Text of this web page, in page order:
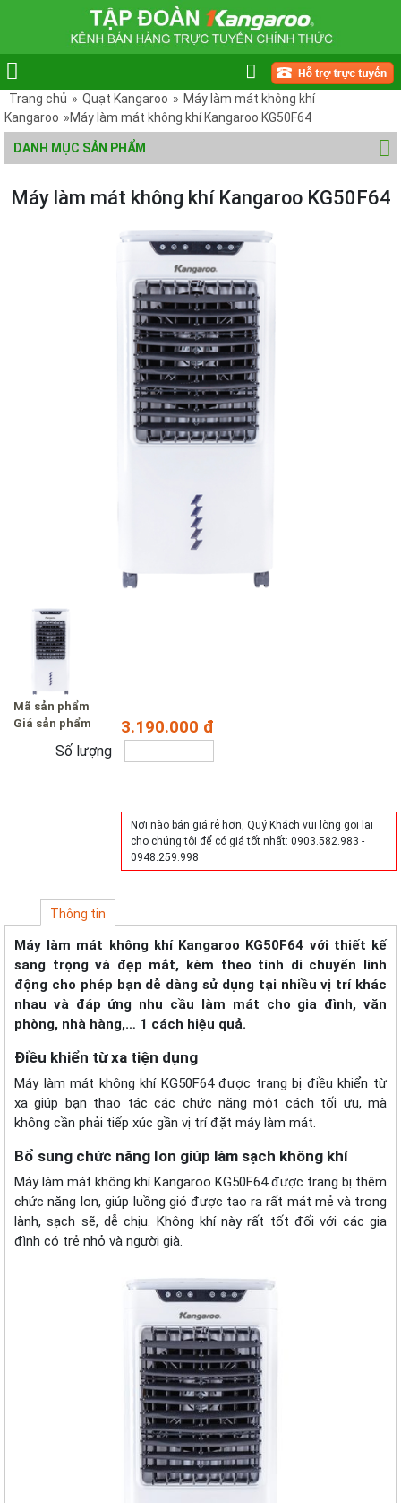
Trang chủ » Quạt Kangaroo » Máy làm mát không khí
Kangaroo »Máy làm mát không khí Kangaroo KG50F64
DANH MỤC SẢN PHẨM
Máy làm mát không khí Kangaroo KG50F64
Mã sản phẩm
Giá sản phẩm
3.190.000 đ
Số lượng
Nơi nào bán giá rẻ hơn, Quý Khách vui lòng gọi lại
cho chúng tôi để có giá tốt nhất: 0903.582.983 -
0948.259.998
Thông tin
Máy làm mát không khí Kangaroo KG50F64 với thiết kế
sang trọng và đẹp mắt, kèm theo tính di chuyển linh
động cho phép bạn dễ dàng sử dụng tại nhiều vị trí khác
nhau và đáp ứng nhu cầu làm mát cho gia đình, văn
phòng, nhà hàng,… 1 cách hiệu quả.
Điều khiển từ xa tiện dụng
Máy làm mát không khí KG50F64 được trang bị điều khiển từ
xa giúp bạn thao tác các chức năng một cách tối ưu, mà
không cần phải tiếp xúc gần vị trí đặt máy làm mát.
Bổ sung chức năng Ion giúp làm sạch không khí
Máy làm mát không khí Kangaroo KG50F64 được trang bị thêm
chức năng Ion, giúp luồng gió được tạo ra rất mát mẻ và trong
lành, sạch sẽ, dễ chịu. Không khí này rất tốt đối với các gia
đình có trẻ nhỏ và người già.